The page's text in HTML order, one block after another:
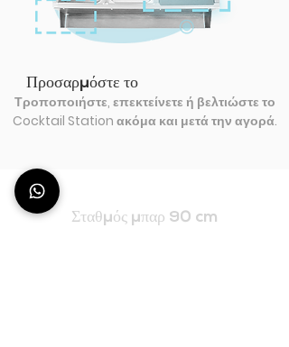
Προσαρμόστε το
Τροποποιήστε, επεκτείνετε ή βελτιώστε το
Cocktail Station ακόμα και μετά την αγορά.
Σταθμός μπαρ 90 cm